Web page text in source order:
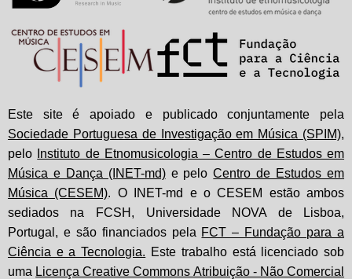
Este site é apoiado e publicado conjuntamente pela
Sociedade Portuguesa de Investigação em Música (SPIM),
pelo
Instituto de Etnomusicologia – Centro de Estudos em
Música e Dança (INET-md)e peloCentro de Estudos em
Música (CESEM). O INET-md e o CESEM estão ambos
sediados na FCSH, Universidade NOVA de Lisboa,
Portugal, e são financiados pela FCT – Fundação para a
Ciência e a Tecnologia. Este trabalho está licenciado sob
uma Licença Creative Commons Atribuição - Não Comercial